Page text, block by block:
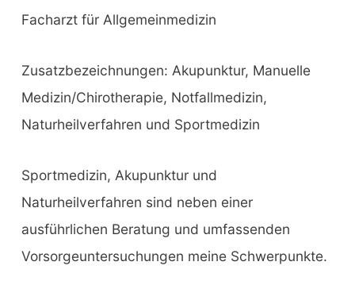
Facharzt für Allgemeinmedizin
Zusatzbezeichnungen: Akupunktur, Manuelle
Medizin/Chirotherapie, Notfallmedizin,
Naturheilverfahren und Sportmedizin
Sportmedizin, Akupunktur und
Naturheilverfahren sind neben einer
ausführlichen Beratung und umfassenden
Vorsorgeuntersuchungen meine Schwerpunkte.